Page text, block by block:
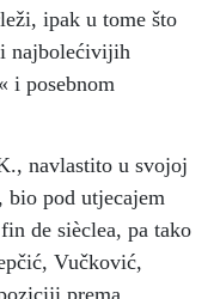
ipak u tome što
najbolećivijih
i posebnom
navlastito u svojoj
bio pod utjecajem
de sièclea, pa tako
Vučković,
prema